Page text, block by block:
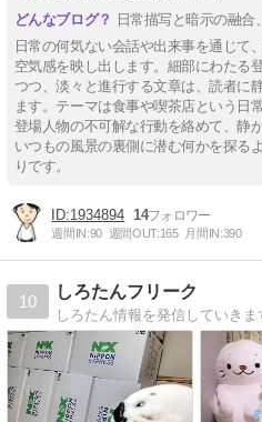
日常描写と暗示の融合
日常の何気ない会話や出来事を通じて
空気感を映し出します。細部にわたる
つつ、淡々と進行する文章は、読者に
ます。テーマは食事や喫茶店という日
登場人物の不可解な行動を絡めて、静
いつもの風景の裏側に潜む何かを探る
りです。
1934894 14
週間IN:90 週間OUT:165 月間IN:390
10
しろたんフリーク
しろたん情報を発信していき